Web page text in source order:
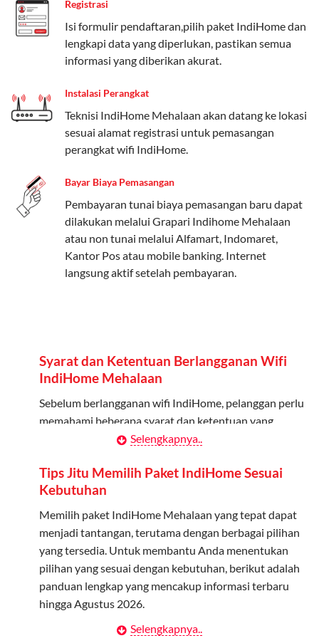
Paket Easy cocok untuk kebutuhan dasar, Paket
Complete untuk yang menginginkan fitur lengkap,
dan Paket Dynamic IP untuk pengguna yang
memprioritaskan kecepatan internet tinggi.
Paket Telkomsel One dengan Kuota Keluarga
Salah satu fitur unggulan Telkomsel One adalah Paket
Kuota Keluarga. Dengan kuota hingga 30 GB, Anda
bisa membagikan internet kepada anggota keluarga
atau teman tanpa perlu khawatir kehabisan kuota.
Berikut adalah detailnya:
Kuota Keluarga 30 GB
Kuota ini dapat digunakan secara bersama-sama oleh
Admin (pelanggan utama) dan anggota yang terdaftar.
Berlaku Nasional
untuk jaringan 2G, 3G, dan 4G.
Tidak Berlaku untuk Roaming
Kuota ini hanya bisa digunakan di dalam negeri.
Daftarkan Anggota: Admin dapat mendaftarkan anggota
melalui aplikasi MyTelkomsel atau website Telkomsel One.
Bagikan Kuota: Setelah terdaftar, anggota bisa langsung
menggunakan kuota keluarga.
Registrasi
Isi formulir pendaftaran,pilih paket IndiHome dan
lengkapi data yang diperlukan, pastikan semua
informasi yang diberikan akurat.
Instalasi Perangkat
Teknisi IndiHome Mehalaan akan datang ke lokasi
sesuai alamat registrasi untuk pemasangan
perangkat wifi IndiHome.
Bayar Biaya Pemasangan
Pembayaran tunai biaya pemasangan baru dapat
dilakukan melalui Grapari Indihome Mehalaan
atau non tunai melalui Alfamart, Indomaret,
Kantor Pos atau mobile banking. Internet
langsung aktif setelah pembayaran.
Syarat dan Ketentuan Berlangganan Wifi
IndiHome Mehalaan
Sebelum berlangganan wifi IndiHome, pelanggan perlu
memahami beberapa syarat dan ketentuan yang
Kontrak Berlangganan
Pelanggan harus menandatangani Kontrak
Berlangganan yang mencakup data pelanggan, jenis
layanan indihome Mehalaan yang dipilih, serta syarat
dan ketentuan yang berlaku. Kontrak ini dapat diubah
atau ditambah sesuai kebutuhan.
Biaya Pasang Baru (PSB)
Selengkapnya..
Tips Jitu Memilih Paket IndiHome Sesuai
Kebutuhan
Memilih paket IndiHome Mehalaan yang tepat dapat
menjadi tantangan, terutama dengan berbagai pilihan
yang tersedia. Untuk membantu Anda menentukan
pilihan yang sesuai dengan kebutuhan, berikut adalah
panduan lengkap yang mencakup informasi terbaru
hingga Agustus 2026.
Selengkapnya..